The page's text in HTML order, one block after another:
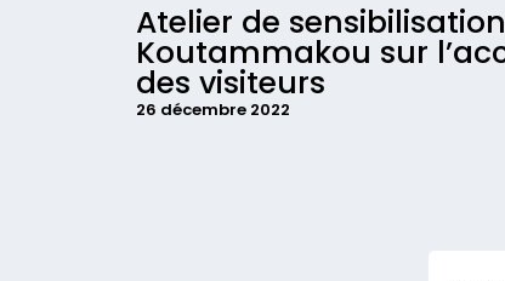
Atelier de
Koutammakou sur
des visiteurs
26 décembre 2022